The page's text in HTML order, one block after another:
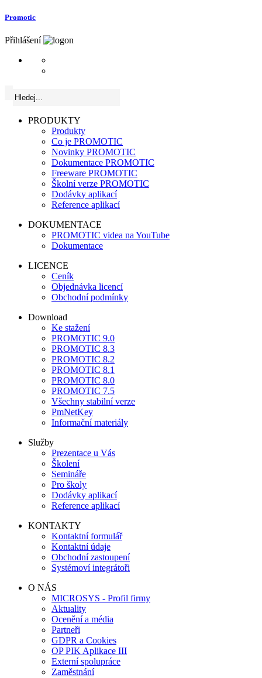
Promotic
Přihlášení
PRODUKTY
Produkty
Co je PROMOTIC
Novinky PROMOTIC
Dokumentace PROMOTIC
Freeware PROMOTIC
Školní verze PROMOTIC
Dodávky aplikací
Reference aplikací
DOKUMENTACE
PROMOTIC videa na YouTube
Dokumentace
LICENCE
Ceník
Objednávka licencí
Obchodní podmínky
Download
Ke stažení
PROMOTIC 9.0
PROMOTIC 8.3
PROMOTIC 8.2
PROMOTIC 8.1
PROMOTIC 8.0
PROMOTIC 7.5
Všechny stabilní verze
PmNetKey
Informační materiály
Služby
Prezentace u Vás
Školení
Semináře
Pro školy
Dodávky aplikací
Reference aplikací
KONTAKTY
Kontaktní formulář
Kontaktní údaje
Obchodní zastoupení
Systémoví integrátoři
O NÁS
MICROSYS - Profil firmy
Aktuality
Ocenění a média
Partneři
GDPR a Cookies
OP PIK Aplikace III
Externí spolupráce
Zaměstnání